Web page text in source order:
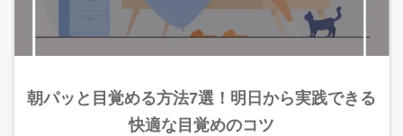
朝パッと目覚める方法7選！明日から実践できる
快適な目覚めのコツ